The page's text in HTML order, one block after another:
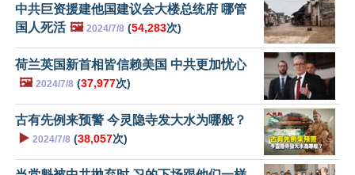
中共巨资援建他国建议会大楼总统府 哪管
国人死活 🖼️ 2024/7/8 (54,283次)
荷兰英国新首相皆信赖美国 中共更加忧心
🖼️ 2024/7/8 (37,977次)
古有先例来预警 今灵隐寺发大水为哪般？
▶️ 2024/7/8 (38,057次)